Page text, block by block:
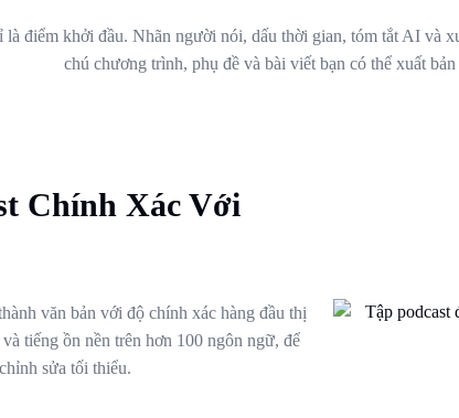
là điểm khởi đầu. Nhãn người nói, dấu thời gian, tóm tắt AI và
chú chương trình, phụ đề và bài viết bạn có thể xuất
Chính Xác Với
văn bản với độ chính xác hàng đầu thị
tiếng ồn nền trên hơn 100 ngôn ngữ, để
sửa tối thiểu.